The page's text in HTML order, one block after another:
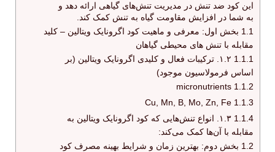
این کود ضد تنش در مدیریت تنش‌های گیاهی ارائه دهد و
به شما در افزایش مقاومت گیاه به تنش کمک کند.
1.1 بخش اول: معرفی و ماهیت کود اگرونایک ویتالین – کلید
مقابله با تنش های محیطی گیاهان
1.1.1
۱.۲. ترکیبات فعال و کلیدی اگرونایک ویتالین (بر
اساس فرمولاسیون موجود)
1.1.2
micronutrients
1.1.3
Cu, Mn, B, Mo, Zn, Fe
1.1.4
۱.۳. انواع تنش‌هایی که کود اگرونایک ویتالین به
مقابله با آن‌ها کمک می‌کند:
1.2 بخش دوم: بهترین زمان و شرایط بهینه مصرف کود